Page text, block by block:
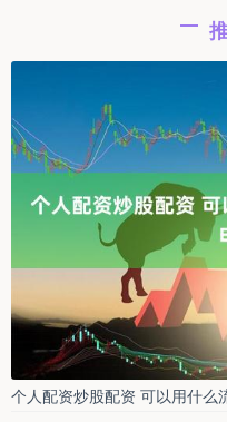
个人配资炒股配资 可以用什么